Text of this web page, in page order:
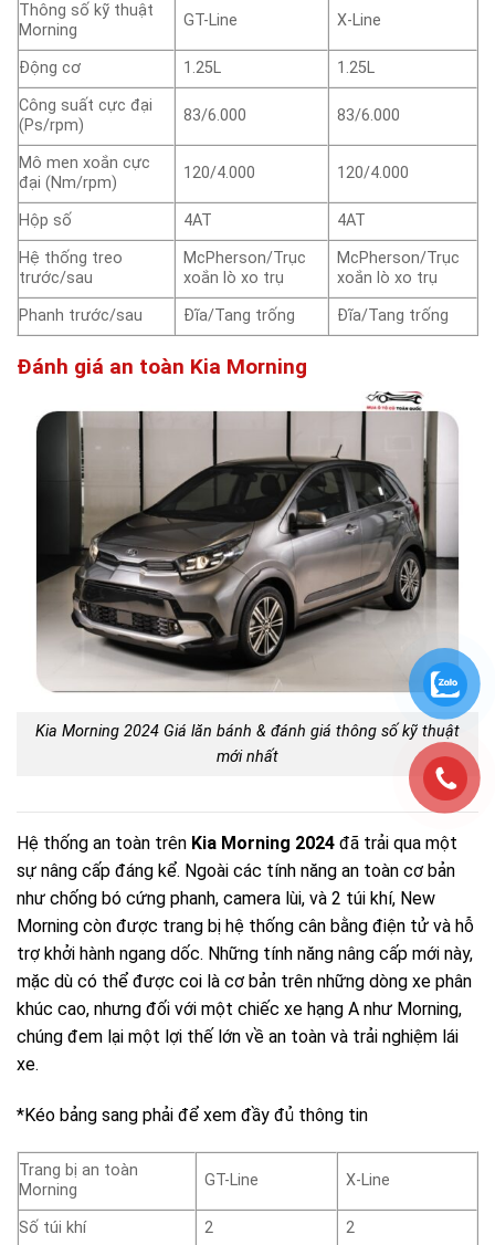
Thông số kỹ thuật
Morning
GT-Line X-Line
Động cơ 1.25L
1.25L
Công suất cực đại
(Ps/rpm)
83/6.000 83/6.000
Mô men xoắn cực
đại (Nm/rpm)
120/4.000 120/4.000
Hộp số 4AT
4AT
Hệ thống treo
trước/sau
McPherson/Trục
xoắn lò xo trụ
McPherson/Trục
xoắn lò xo trụ
Phanh trước/sau
Đĩa/Tang trống Đĩa/Tang trống
Đánh giá an toàn Kia Morning
Kia Morning 2024 Giá lăn bánh & đánh giá thông số kỹ thuật
mới nhất
Hệ thống an toàn trên Kia Morning 2024 đã trải qua một
sự nâng cấp đáng kể. Ngoài các tính năng an toàn cơ bản
như chống bó cứng phanh, camera lùi, và 2 túi khí, New
Morning còn được trang bị hệ thống cân bằng điện tử và hỗ
trợ khởi hành ngang dốc. Những tính năng nâng cấp mới này,
mặc dù có thể được coi là cơ bản trên những dòng xe phân
khúc cao, nhưng đối với một chiếc xe hạng A như Morning,
chúng đem lại một lợi thế lớn về an toàn và trải nghiệm lái
xe.
*Kéo bảng sang phải để xem đầy đủ thông tin
Trang bị an toàn
Morning
GT-Line X-Line
Số túi khí 2
2